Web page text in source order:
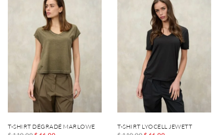
T-SHIRT DÉGRADÉ MARLOWE
T-SHIRT LYOCELL JEWETT